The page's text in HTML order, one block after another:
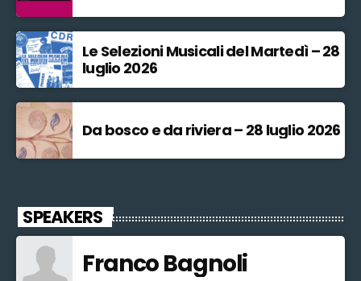
Le Selezioni Musicali del Martedì – 28
luglio 2026
Da bosco e da riviera – 28 luglio 2026
SPEAKERS
Franco Bagnoli